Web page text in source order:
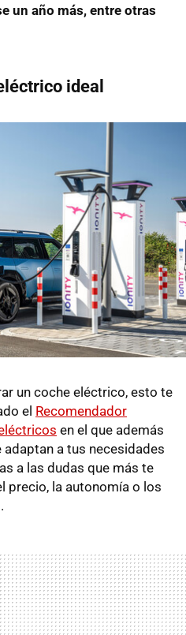
un año más, entre otras
ideal
un coche eléctrico, esto te
el Recomendador
en el que además
a tus necesidades
a las dudas que más te
precio, la autonomía o los